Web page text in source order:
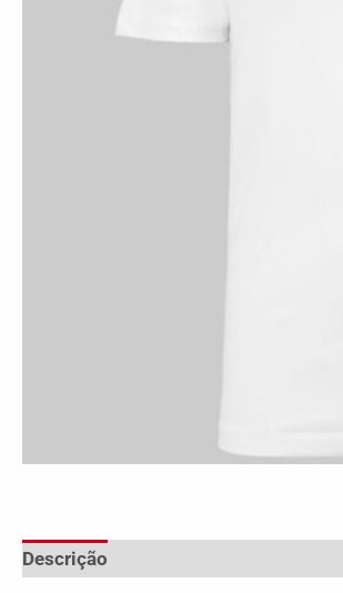
Descrição